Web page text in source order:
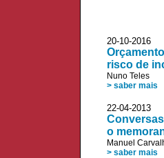
20-10-
risco de
Nuno Teles
> saber mais
22-04-
o
Manuel
> saber mais